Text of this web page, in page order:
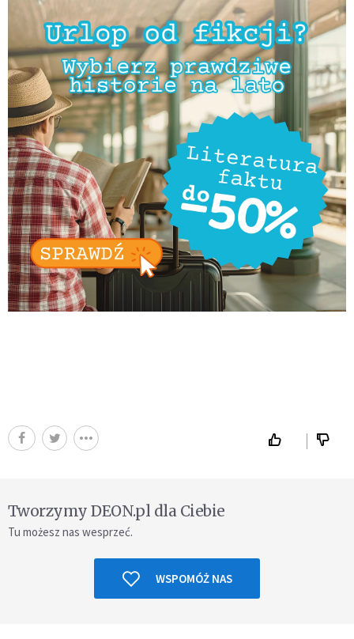
Tworzymy DEON.pl dla Ciebie
Tu możesz nas wesprzeć.
WSPOMÓŻ NAS